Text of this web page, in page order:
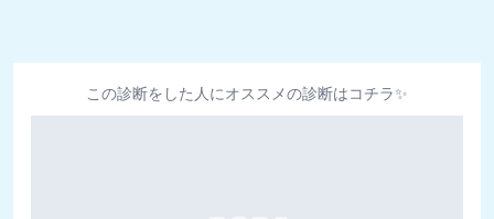
この診断をした人にオススメの診断はコチラ✨